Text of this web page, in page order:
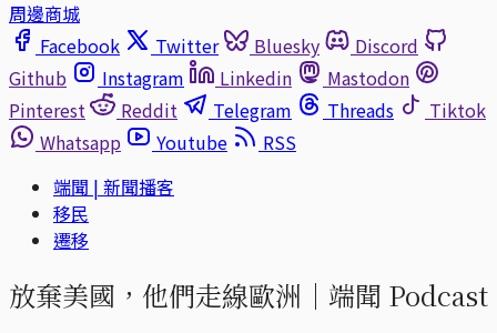
周邊商城
Facebook
Twitter Bluesky
Discord
Github
Instagram Linkedin
Mastodon
Pinterest
Reddit Telegram Threads
Tiktok
Whatsapp
Youtube
RSS
端聞 | 新聞播客
移民
遷移
放棄美國，他們走線歐洲｜端聞 Podcast